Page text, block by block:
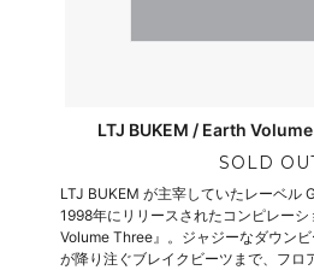
LTJ BUKEM / Earth
SOLD
LTJ BUKEM が主宰していたレーベル
1998年にリリースされたコンピレー
Volume Three』。ジャジーなダウン
が降り注ぐブレイクビーツまで、フロ